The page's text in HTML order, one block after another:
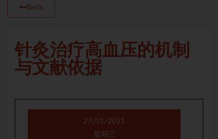
Back
针灸治疗高血压的机制
与文献依据
27/01/2021
星期三